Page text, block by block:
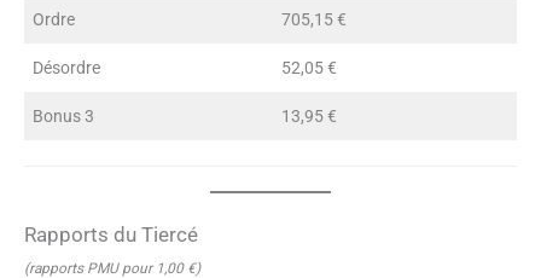
Ordre 705,15 €
Désordre 52,05 €
Bonus 3 13,95 €
Rapports du Tiercé
(rapports PMU pour 1,00 €)